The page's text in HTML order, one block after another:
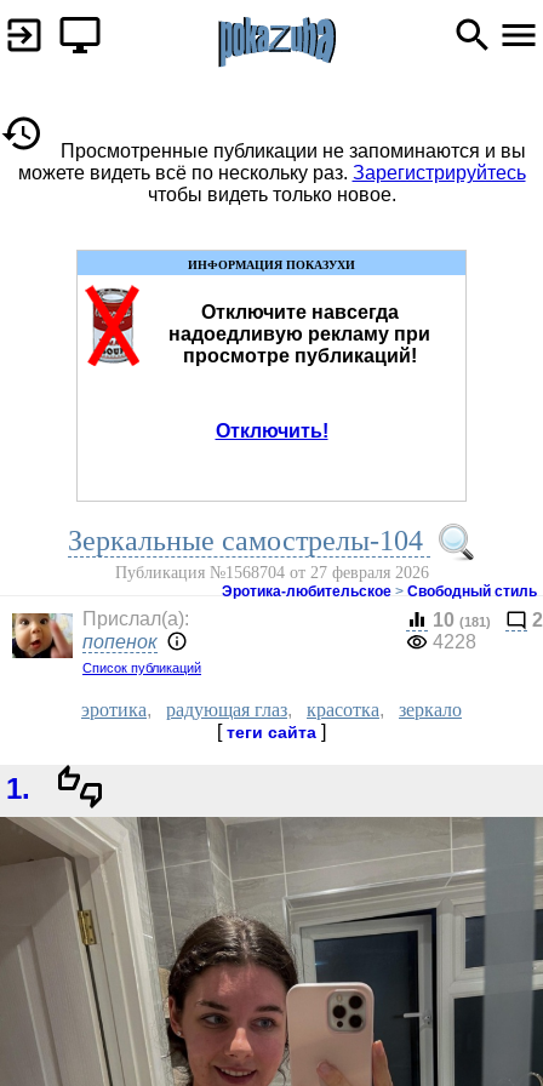
Просмотренные публикации не запоминаются и вы
можете видеть всё по нескольку раз. Зарегистрируйтесь
чтобы видеть только новое.
ИНФОРМАЦИЯ ПОКАЗУХИ
Отключите навсегда
надоедливую рекламу при
просмотре публикаций!
Отключить!
Зеркальные самострелы-104
Публикация №1568704 от 27 февраля 2026
Эротика-любительское > Свободный стиль
Прислал(a):
попенок
Список публикаций
10 (181)
2
4228
эротика, радующая глаз, красотка, зеркало
[теги сайта ]
1.